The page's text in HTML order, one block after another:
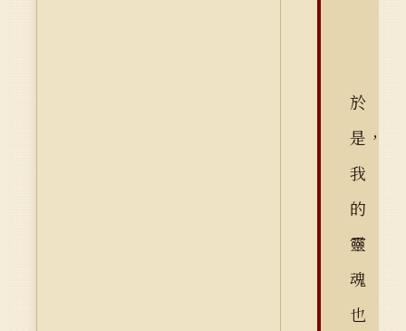
於
是，
我
的
靈
魂
也